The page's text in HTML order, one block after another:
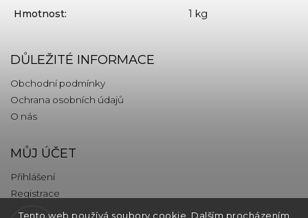
Tento web používá soubory cookie. Dalším procházením
Hmotnost: 1 kg
DŮLEŽITÉ INFORMACE
Obchodní podmínky
Ochrana osobních údajů
O nás
MŮJ ÚČET
Přihlášení
Registrace